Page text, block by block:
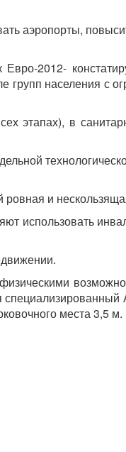
аэропорты,
2012-
групп населения с
этапах), в
ровная и
использовать
места 3,5 м.